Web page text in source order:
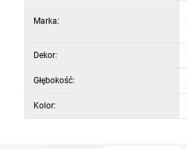
Marka:
Dekor:
Głębokość:
Kolor: